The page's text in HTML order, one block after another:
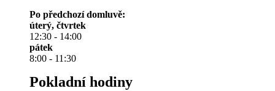
Po předchozí domluvě:
úterý, čtvrtek
12:30 - 14:00
pátek
8:00 - 11:30
Pokladní hodiny